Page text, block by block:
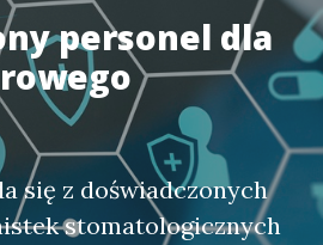
personel dla
się z doświadczonych
stomatologicznych